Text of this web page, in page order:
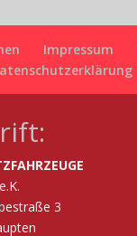
Impressum
3